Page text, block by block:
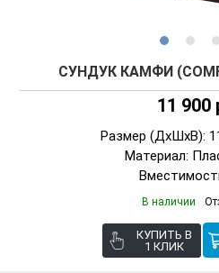
СУНДУК КАМФИ
11 900
Размер (ДxШxВ):
Материал:
В наличии
КУПИТЬ В
1 КЛИК